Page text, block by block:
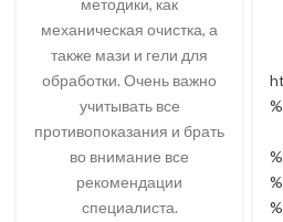
механическая очистка, а
также мази и гели для
обработки. Очень важно
учитывать все
противопоказания и брать
во внимание все
рекомендации
специалиста.